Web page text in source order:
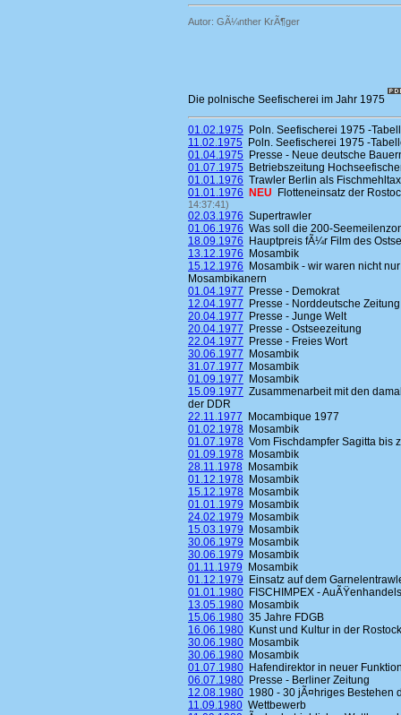
Autor: GÃ¼nther KrÃ¶ger
Die polnische Seefischerei im Jahr 1975
01.02.1975 Poln. Seefischerei 1975 -
11.02.1975 Poln. Seefischerei 1975 -
01.04.1975 Presse - Neue deutsche
01.07.1975 Betriebszeitung
01.01.1976 Trawler Berlin als
01.01.1976
NEU Flotteneinsatz der
14:37:41)
02.03.1976 Supertrawler
01.06.1976 Was soll die 200-
18.09.1976 Hauptpreis fÃ¼r Film des
13.12.1976 Mosambik
15.12.1976 Mosambik - wir waren nicht
Mosambikanern
01.04.1977 Presse - Demokrat
12.04.1977 Presse - Norddeutsche Zeitung
20.04.1977 Presse - Junge Welt
20.04.1977 Presse - Ostseezeitung
22.04.1977 Presse - Freies Wort
30.06.1977 Mosambik
31.07.1977 Mosambik
01.09.1977 Mosambik
15.09.1977 Zusammenarbeit mit den
der DDR
22.11.1977 Mocambique 1977
01.02.1978 Mosambik
01.07.1978 Vom Fischdampfer Sagitta bis
01.09.1978 Mosambik
28.11.1978 Mosambik
01.12.1978 Mosambik
15.12.1978 Mosambik
01.01.1979 Mosambik
24.02.1979 Mosambik
15.03.1979 Mosambik
30.06.1979 Mosambik
30.06.1979 Mosambik
01.11.1979 Mosambik
01.12.1979 Einsatz auf dem
01.01.1980 FISCHIMPEX -
13.05.1980 Mosambik
15.06.1980 35 Jahre FDGB
16.06.1980 Kunst und Kultur in der
30.06.1980 Mosambik
30.06.1980 Mosambik
01.07.1980 Hafendirektor in neuer
06.07.1980 Presse - Berliner Zeitung
12.08.1980 1980 - 30 jÃ¤hriges Bestehen
11.09.1980 Wettbewerb